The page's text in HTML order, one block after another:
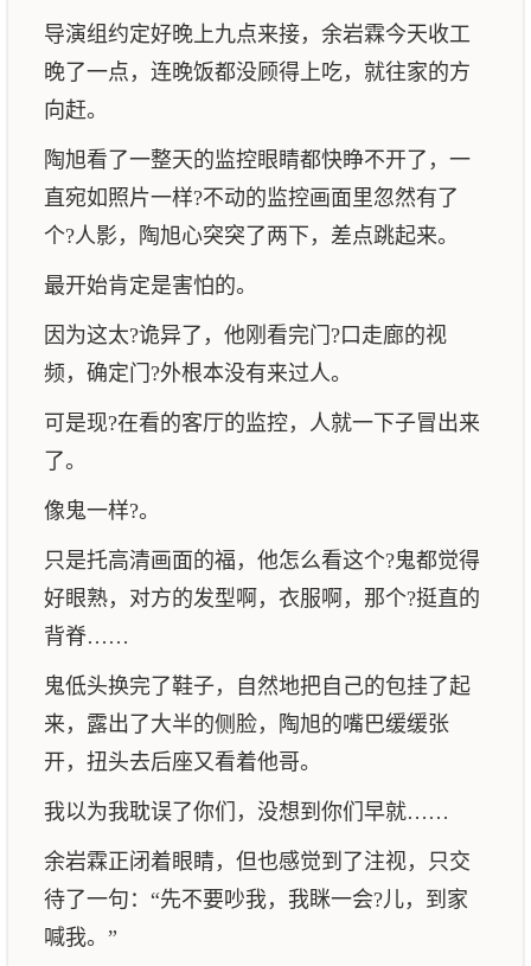
导演组约定好晚上九点来接，余岩霖今天收工
晚了一点，连晚饭都没顾得上吃，就往家的方
向赶。
陶旭看了一整天的监控眼睛都快睁不开了，一
直宛如照片一样?不动的监控画面里忽然有了
个?人影，陶旭心突突了两下，差点跳起来。
最开始肯定是害怕的。
因为这太?诡异了，他刚看完门?口走廊的视
频，确定门?外根本没有来过人。
可是现?在看的客厅的监控，人就一下子冒出来
了。
像鬼一样?。
只是托高清画面的福，他怎么看这个?鬼都觉得
好眼熟，对方的发型啊，衣服啊，那个?挺直的
背脊……
鬼低头换完了鞋子，自然地把自己的包挂了起
来，露出了大半的侧脸，陶旭的嘴巴缓缓张
开，扭头去后座又看着他哥。
我以为我耽误了你们，没想到你们早就……
余岩霖正闭着眼睛，但也感觉到了注视，只交
待了一句：“先不要吵我，我眯一会?儿，到家
喊我。”